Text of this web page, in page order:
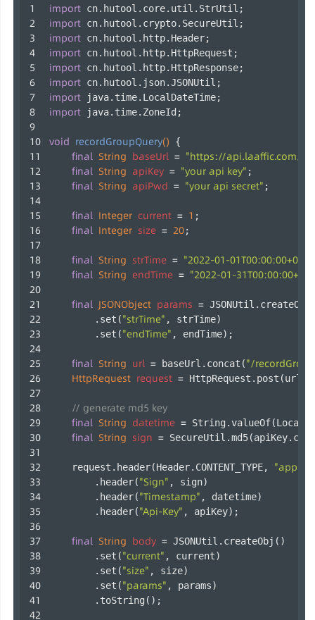
import cn.hutool.core.util.StrUtil;
import cn.hutool.crypto.SecureUtil;
import cn.hutool.http.Header;
import cn.hutool.http.HttpRequest;
import cn.hutool.http.HttpResponse;
import cn.hutool.json.JSONUtil;
import java.time.LocalDateTime;
import java.time.ZoneId;
void recordGroupQuery() {
final String baseUrl = "https://api.laaffic.com/
final String apiKey = "your api key" ;
final String apiPwd = "your api secret" ;
final Integer current = 1 ;
final Integer size = 20;
final String strTime = "2022-01-
final String endTime = "2022-01-
final JSONObject params =
        .set(
"strTime" , strTime)
        .set(
"endTime" , endTime);
final String url = baseUrl.concat("/
HttpRequest request = HttpRequest.post(url);
// generate md5 key
final String datetime =
final String sign =
    request.header(Header.CONTENT_TYPE,
        .header(
"Sign" , sign)
        .header(
"Timestamp" , datetime)
        .header(
"Api-Key" , apiKey);
final String body = JSONUtil.createObj()
        .set(
"current" , current)
        .set(
"size" , size)
        .set(
"params" , params)
        .toString();